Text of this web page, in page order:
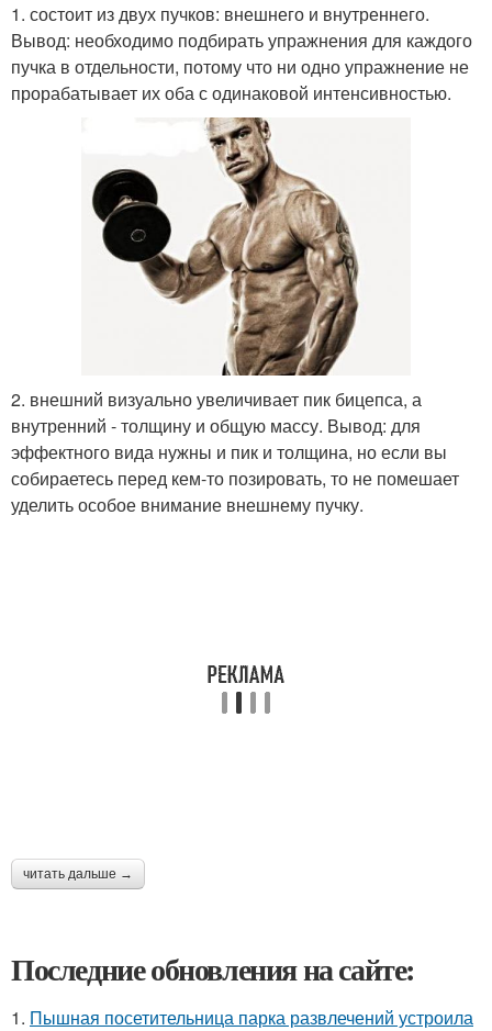
1. состоит из двух пучков: внешнего и внутреннего.
Вывод: необходимо подбирать упражнения для каждого
пучка в отдельности, потому что ни одно упражнение не
прорабатывает их оба с одинаковой интенсивностью.
2. внешний визуально увеличивает пик бицепса, а
внутренний - толщину и общую массу. Вывод: для
эффектного вида нужны и пик и толщина, но если вы
собираетесь перед кем-то позировать, то не помешает
уделить особое внимание внешнему пучку.
читать дальше →
Последние обновления на сайте:
1. Пышная посетительница парка развлечений устроила